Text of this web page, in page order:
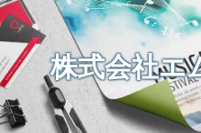
株式会社エ